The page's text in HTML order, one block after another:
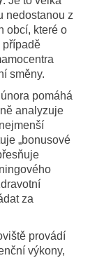
nedostanou z
obcí, které o
případě
směny.
pomáhá
analyzuje
„bonusové
za
provádí
výkony,